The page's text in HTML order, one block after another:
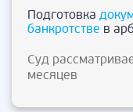
Подготовка
банкротстве в
Суд
месяцев